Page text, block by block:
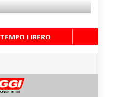
TEMPO LIBERO